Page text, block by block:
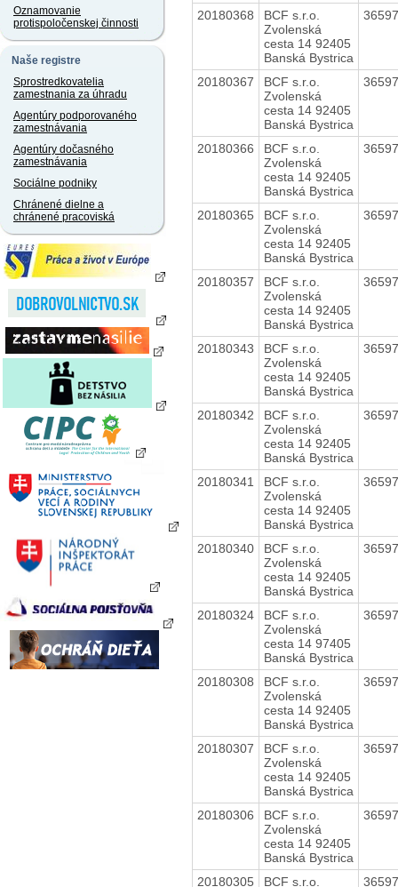
Oznamovanie
protispoločenskej činnosti
Naše registre
Sprostredkovatelia
zamestnania za úhradu
Agentúry podporovaného
zamestnávania
Agentúry dočasného
zamestnávania
Sociálne podniky
Chránené dielne a
chránené pracoviská
20180368
BCF s.r.o.
Zvolenská
cesta 14 92405
Banská Bystrica
20180367
BCF s.r.o.
Zvolenská
cesta 14 92405
Banská Bystrica
20180366
BCF s.r.o.
Zvolenská
cesta 14 92405
Banská Bystrica
20180365
BCF s.r.o.
Zvolenská
cesta 14 92405
Banská Bystrica
20180357
BCF s.r.o.
Zvolenská
cesta 14 92405
Banská Bystrica
20180343
BCF s.r.o.
Zvolenská
cesta 14 92405
Banská Bystrica
20180342
BCF s.r.o.
Zvolenská
cesta 14 92405
Banská Bystrica
20180341
BCF s.r.o.
Zvolenská
cesta 14 92405
Banská Bystrica
20180340
BCF s.r.o.
Zvolenská
cesta 14 92405
Banská Bystrica
20180324
BCF s.r.o.
Zvolenská
cesta 14 97405
Banská Bystrica
20180308
BCF s.r.o.
Zvolenská
cesta 14 92405
Banská Bystrica
20180307
BCF s.r.o.
Zvolenská
cesta 14 92405
Banská Bystrica
20180306
BCF s.r.o.
Zvolenská
cesta 14 92405
Banská Bystrica
20180305 BCF s.r.o.